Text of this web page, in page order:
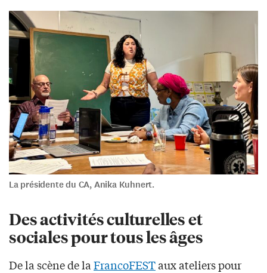
La présidente du CA, Anika Kuhnert.
Des activités culturelles et
sociales pour tous les âges
De la scène de la FrancoFESTaux ateliers pour